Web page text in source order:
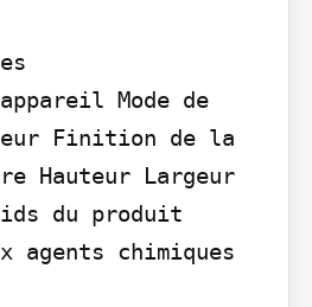
Mode de
Finition de la
Hauteur Largeur
du produit
agents chimiques